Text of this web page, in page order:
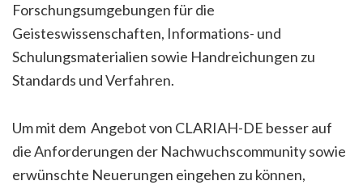
Forschungsumgebungen für die
Geisteswissenschaften, Informations- und
Schulungsmaterialien sowie Handreichungen zu
Standards und Verfahren.
Um mit dem Angebot von CLARIAH-DE besser auf
die Anforderungen der Nachwuchscommunity sowie
erwünschte Neuerungen eingehen zu können,